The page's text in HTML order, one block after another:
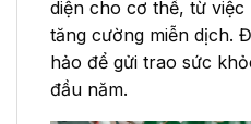
diện cho cơ thể, từ
tăng cường miễn dịch.
hảo để gửi trao sức
đầu năm.